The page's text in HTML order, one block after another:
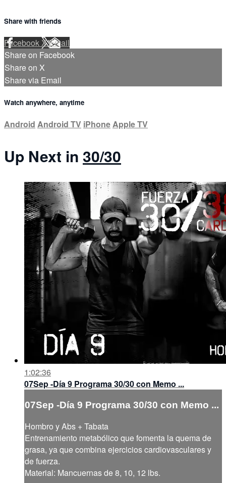
Share with friends
FacebookXEmail
Share on Facebook
Share on X
Share via Email
Watch anywhere, anytime
Android Android TV iPhoneApple TV
Up Next in 30/30
1:02:36
07Sep -Día 9 Programa 30/30 con Memo ...
07Sep -Día 9 Programa 30/30 con Memo ...
Hombro y Abs + Tabata
Entrenamiento metabólico que fomenta la quema de
grasa, ya que combina ejercicios cardiovasculares y
de fuerza.
Material: Mancuernas de 8, 10, 12 lbs.